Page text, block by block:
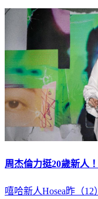
周杰倫力挺20歲新人
嘻哈新人Hosea昨（